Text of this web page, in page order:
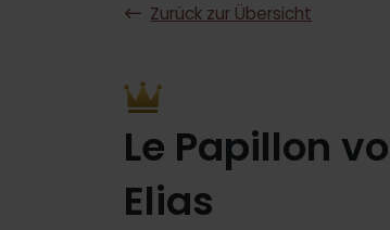
Zurück zur Übersicht
Le Papillon
Elias